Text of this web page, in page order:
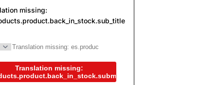
missing:
Translation missing: